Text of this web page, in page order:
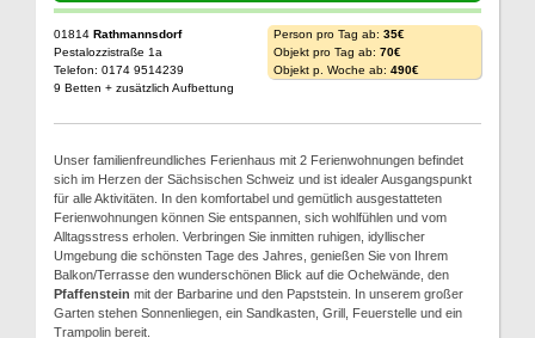
01814 Rathmannsdorf
Pestalozzistraße 1a
Telefon: 0174 9514239
9 Betten + zusätzlich Aufbettung
Person pro Tag ab: 35€
Objekt pro Tag ab: 70€
Objekt p. Woche ab: 490€
Unser familienfreundliches Ferienhaus mit 2 Ferienwohnungen befindet
sich im Herzen der Sächsischen Schweiz und ist idealer Ausgangspunkt
für alle Aktivitäten. In den komfortabel und gemütlich ausgestatteten
Ferienwohnungen können Sie entspannen, sich wohlfühlen und vom
Alltagsstress erholen. Verbringen Sie inmitten ruhigen, idyllischer
Umgebung die schönsten Tage des Jahres, genießen Sie von Ihrem
Balkon/Terrasse den wunderschönen Blick auf die Ochelwände, den
Pfaffenstein mit der Barbarine und den Papststein. In unserem großer
Garten stehen Sonnenliegen, ein Sandkasten, Grill, Feuerstelle und ein
Trampolin bereit.